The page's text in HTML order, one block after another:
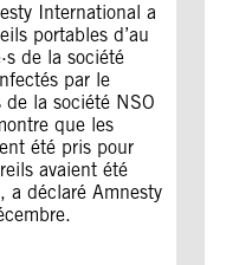
International a
portables d’au
de la société
par le
de la société NSO
que les
été pris pour
avaient été
déclaré Amnesty